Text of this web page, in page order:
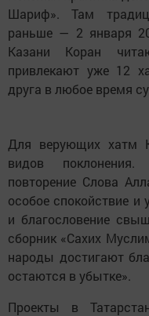
Шариф». Там
раньше — 2 января
Казани Коран
привлекают уже 12
друга в любое время
Для верующих хатм
видов поклонения.
повторение Слова
особое спокойствие и
и благословение
сборник «Сахих
народы достигают
остаются в убытке».
Проекты в